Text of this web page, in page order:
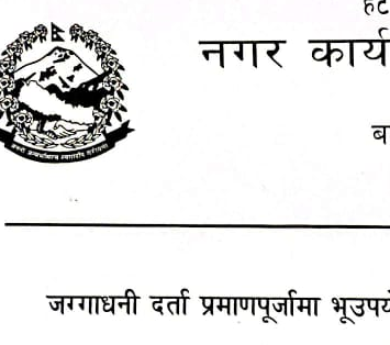
इन्चार्जको सम्पर्क नं. ९८४१६४५३५६ (टोल फ्रि
५२०६७७ शव बहान चालकको नं. ९८४९५०५६००